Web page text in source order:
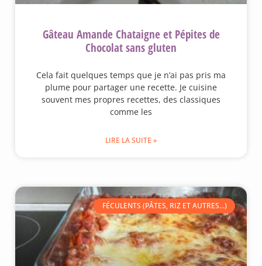
Gâteau Amande Chataigne et Pépites de
Chocolat sans gluten
Cela fait quelques temps que je n’ai pas pris ma
plume pour partager une recette. Je cuisine
souvent mes propres recettes, des classiques
comme les
LIRE LA SUITE »
FÉCULENTS (PÂTES, RIZ ET AUTRES...)